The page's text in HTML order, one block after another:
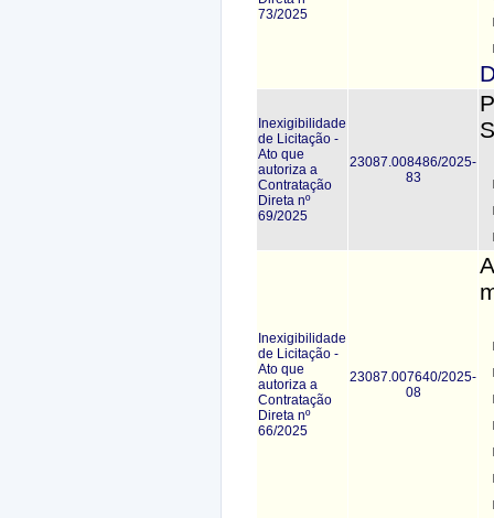
73/2025
Inexigibilidade
de Licitação -
Ato que
autoriza a
Contratação
Direta nº
69/2025
23087.008486/2025-
83
Inexigibilidade
de Licitação -
Ato que
autoriza a
Contratação
Direta nº
66/2025
23087.007640/2025-
08